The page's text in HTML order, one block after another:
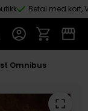
Betal med kort,
Omnibus